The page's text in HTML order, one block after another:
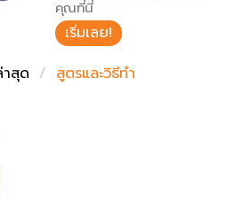
นักวัตถุดิบ
คุณที่นี่
เริ่มเลย!
าสุด สูตรและวิธีทำ